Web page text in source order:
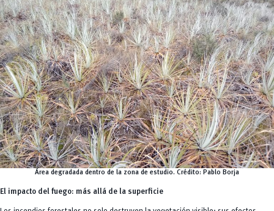
Área degradada dentro de la zona de estudio. Crédito: Pablo Borja
El impacto del fuego: más allá de la superficie